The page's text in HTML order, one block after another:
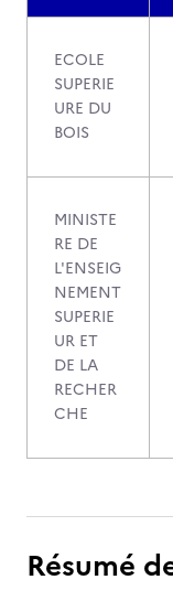
ECOLE
SUPERIE
URE DU
BOIS
MINISTE
RE DE
L'ENSEIG
NEMENT
SUPERIE
UR ET
DE LA
RECHER
CHE
Résumé